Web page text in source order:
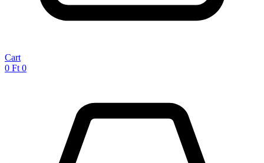
Cart
0 Ft 0